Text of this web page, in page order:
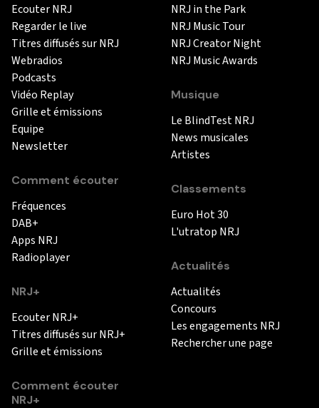
Ecouter NRJ
Regarder le live
Titres diffusés sur NRJ
Webradios
Podcasts
Vidéo Replay
Grille et émissions
Equipe
Newsletter
Comment écouter
Fréquences
DAB+
Apps NRJ
Radioplayer
NRJ+
Ecouter NRJ+
Titres diffusés sur NRJ+
Grille et émissions
Comment écouter
NRJ+
NRJ in the Park
NRJ Music Tour
NRJ Creator Night
NRJ Music Awards
Musique
Le BlindTest NRJ
News musicales
Artistes
Classements
Euro Hot 30
L'utratop NRJ
Actualités
Actualités
Concours
Les engagements NRJ
Rechercher une page